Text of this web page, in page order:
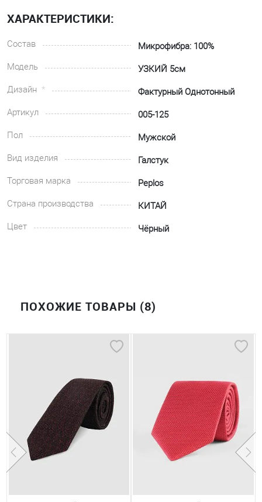
ХАРАКТЕРИСТИКИ:
Состав
Микрофибра: 100%
Модель
УЗКИЙ 5см
Дизайн
Фактурный Однотонный
Артикул
005-125
Пол
Мужской
Вид изделия
Галстук
Торговая марка
Peplos
Страна производства
КИТАЙ
Цвет
Чёрный
ПОХОЖИЕ ТОВАРЫ (8)